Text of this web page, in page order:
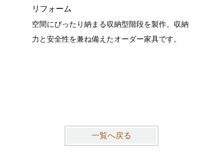
リフォーム
空間にぴったり納まる収納型階段を製作。収納
力と安全性を兼ね備えたオーダー家具です。
一覧へ戻る